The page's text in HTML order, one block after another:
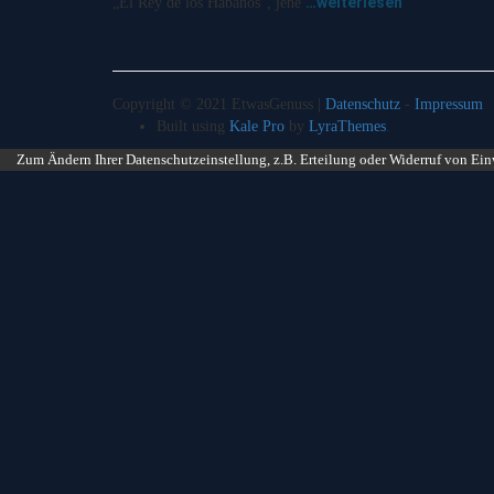
Copyright © 2021 EtwasGenuss | Datenschutz - Impressum
Built using Kale Pro by LyraThemes
Zum Ändern Ihrer Datenschutzeinstellung, z.B. Erteilung oder Widerruf von